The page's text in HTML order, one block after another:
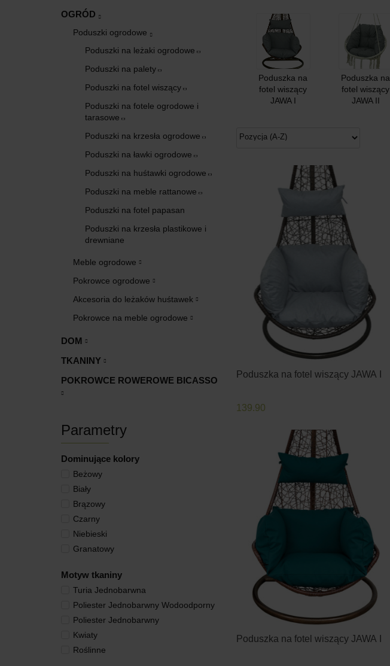
OGRÓD
Poduszki ogrodowe
Poduszki na leżaki ogrodowe
Poduszki na palety
Poduszki na fotel wiszący
Poduszki na fotele ogrodowe i
tarasowe
Poduszki na krzesła ogrodowe
Poduszki na ławki ogrodowe
Poduszki na huśtawki ogrodowe
Poduszki na meble rattanowe
Poduszki na fotel papasan
Poduszki na krzesła plastikowe i
drewniane
Meble ogrodowe
Pokrowce ogrodowe
Akcesoria do leżaków huśtawek
Pokrowce na meble ogrodowe
DOM
TKANINY
POKROWCE ROWEROWE BICASSO
Parametry
Dominujące kolory
Beżowy
Biały
Brązowy
Czarny
Niebieski
Granatowy
Zielony
Żółty
Antracyt
Motyw tkaniny
Turia Jednobarwna
Poliester Jednobarwny Wodoodporny
Poliester Jednobarwny
Kwiaty
Roślinne
Poduszka na
fotel wiszący
JAWA I
Poduszka na
fotel wiszący
JAWA II
Poduszka na fotel wiszący JAWA I
139.90
Poduszka na fotel wiszący JAWA I